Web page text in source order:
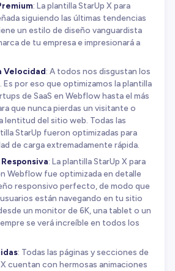
: La plantilla StarUp X para
siguiendo las últimas tendencias
un estilo de diseño vanguardista
de tu empresa e impresionará a
Velocidad: A todos nos disgustan los
por eso que optimizamos la plantilla
de SaaS en Webflow hasta el más
que nunca pierdas un visitante o
lentitud del sitio web. Todas las
StarUp fueron optimizadas para
de carga extremadamente rápida.
: La plantilla StarUp X para
Webflow fue optimizada en detalle
responsivo perfecto, de modo que
están navegando en tu sitio
un monitor de 6K, una tablet o un
se verá increíble en todos los
: Todas las páginas y secciones de
cuentan con hermosas animaciones